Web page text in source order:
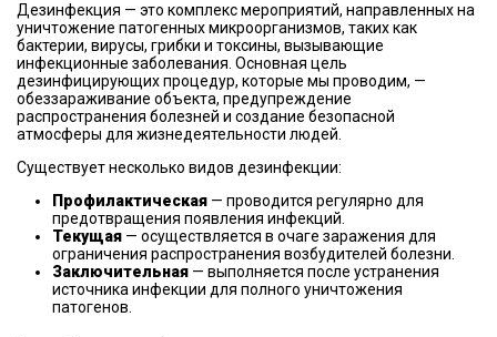
Дезинфекция — это комплекс мероприятий, направленных на
уничтожение патогенных микроорганизмов, таких как
бактерии, вирусы, грибки и токсины, вызывающие
инфекционные заболевания. Основная цель
дезинфицирующих процедур, которые мы проводим, —
обеззараживание объекта, предупреждение
распространения болезней и создание безопасной
атмосферы для жизнедеятельности людей.
Существует несколько видов дезинфекции:
Профилактическая — проводится регулярно для
предотвращения появления инфекций.
Текущая — осуществляется в очаге заражения для
ограничения распространения возбудителей болезни.
Заключительная — выполняется после устранения
источника инфекции для полного уничтожения
патогенов.